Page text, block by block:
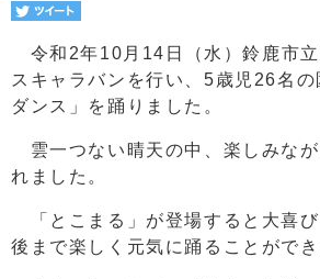
令和2年10月14日（水）鈴鹿市立
スキャラバンを行い、5歳児26名
ダンス」を踊りました。
雲一つない晴天の中、楽しみなが
れました。
「とこまる」が登場すると大喜
後まで楽しく元気に踊ることができ